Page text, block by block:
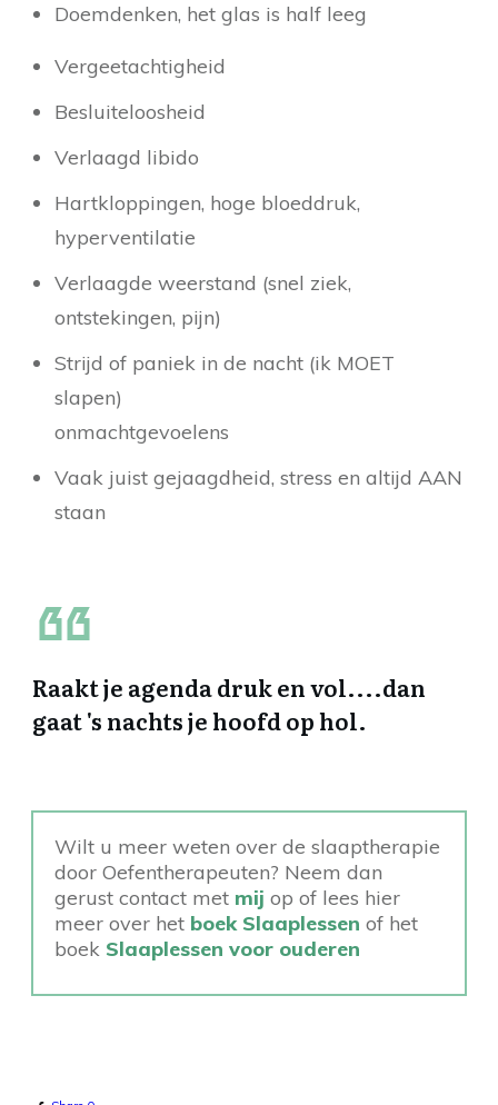
Doemdenken, het glas is half leeg
Vergeetachtigheid
Besluiteloosheid
Verlaagd libido
Hartkloppingen, hoge bloeddruk,
hyperventilatie
Verlaagde weerstand (snel ziek,
ontstekingen, pijn)
Strijd of paniek in de nacht (ik MOET
slapen)
onmachtgevoelens
Vaak juist gejaagdheid, stress en altijd AAN
staan
Raakt je agenda druk en vol....dan
gaat 's nachts je hoofd op hol.
Wilt u meer weten over de slaaptherapie
door Oefentherapeuten? Neem dan
gerust contact met mij op of lees hier
meer over het boek Slaaplessen of het
boek Slaaplessen voor ouderen